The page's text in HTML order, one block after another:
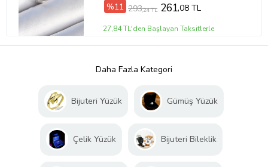
%11 293,24 TL 261,08 TL
27,84 TL'den Başlayan Taksitlerle
Daha Fazla Kategori
Bijuteri Yüzük Gümüş Yüzük
Çelik Yüzük Bijuteri Bileklik